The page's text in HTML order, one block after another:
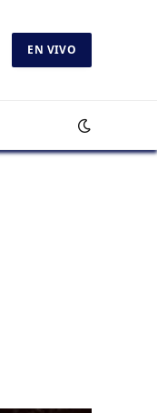
EN VIVO